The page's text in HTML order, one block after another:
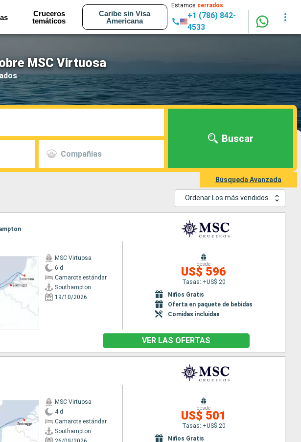
Cruceros
temáticos
Caribe sin Visa
Americana
Estamos cerrados
+1 (786) 842-
4533
MSC Virtuosa
Compañías
Buscar
Búsqueda Avanzada
Ordenar Los más vendidos
MSC Virtuosa
6 d
Camarote estándar
Southampton
19/10/2026
desde
US$ 596
Tasas: +US$ 20
Niños Gratis
Oferta en paquete de bebidas
Comidas incluidas
VER LAS OFERTAS
MSC Virtuosa
4 d
Camarote estándar
Southampton
desde
US$ 501
Tasas: +US$ 20
Niños Gratis